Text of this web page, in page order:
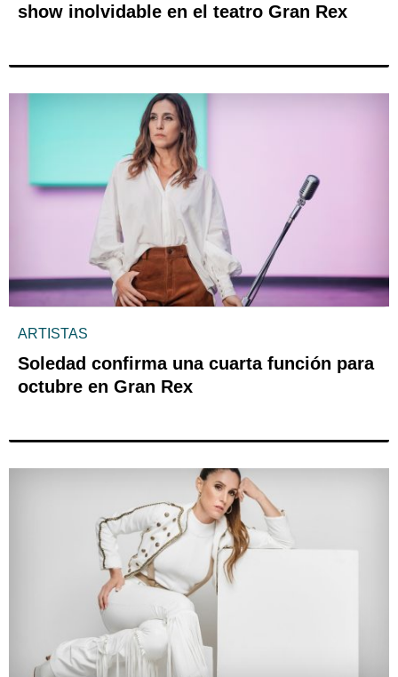
show inolvidable en el teatro Gran Rex
ARTISTAS
Soledad confirma una cuarta función para
octubre en Gran Rex